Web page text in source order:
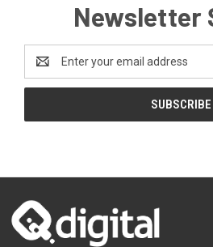
Newsletter
Address